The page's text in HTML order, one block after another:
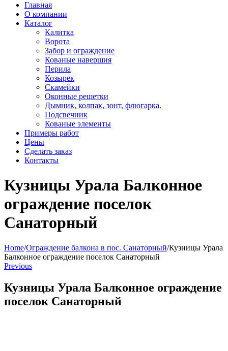
Главная
О компании
Каталог
Калитка
Ворота
Забор и ограждение
Кованые навершия
Перила
Козырек
Скамейки
Оконные решетки
Дымник, колпак, зонт, флюгарка.
Подсвечник
Кованые элементы
Примеры работ
Цены
Сделать заказ
Контакты
Кузницы Урала Балконное
ограждение поселок
Санаторный
Home/Ограждение балкона в пос. Санаторный/Кузницы Урала
Балконное ограждение поселок Санаторный
Previous
Кузницы Урала Балконное ограждение
поселок Санаторный